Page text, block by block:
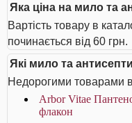
Яка ціна на мило та
Вартість товару в
починається від 60 грн.
Які мило та
Недорогими товарами в
Arbor Vitae
флакон